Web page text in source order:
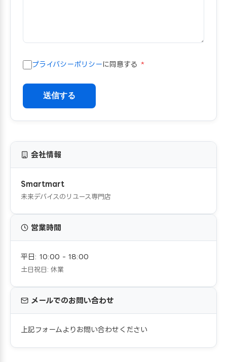
プライバシーポリシーに同意する *
送信する
会社情報
Smartmart
未来デバイスのリユース専門店
営業時間
平日: 10:00 - 18:00
土日祝日: 休業
メールでのお問い合わせ
上記フォームよりお問い合わせください